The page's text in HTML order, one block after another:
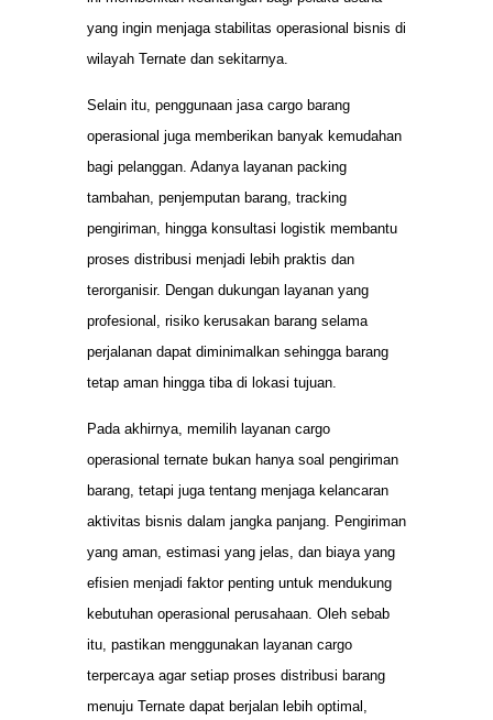
yang ingin menjaga stabilitas operasional bisnis di
wilayah Ternate dan sekitarnya.
Selain itu, penggunaan jasa cargo barang
operasional juga memberikan banyak kemudahan
bagi pelanggan. Adanya layanan packing
tambahan, penjemputan barang, tracking
pengiriman, hingga konsultasi logistik membantu
proses distribusi menjadi lebih praktis dan
terorganisir. Dengan dukungan layanan yang
profesional, risiko kerusakan barang selama
perjalanan dapat diminimalkan sehingga barang
tetap aman hingga tiba di lokasi tujuan.
Pada akhirnya, memilih layanan cargo
operasional ternate bukan hanya soal pengiriman
barang, tetapi juga tentang menjaga kelancaran
aktivitas bisnis dalam jangka panjang. Pengiriman
yang aman, estimasi yang jelas, dan biaya yang
efisien menjadi faktor penting untuk mendukung
kebutuhan operasional perusahaan. Oleh sebab
itu, pastikan menggunakan layanan cargo
terpercaya agar setiap proses distribusi barang
menuju Ternate dapat berjalan lebih optimal,